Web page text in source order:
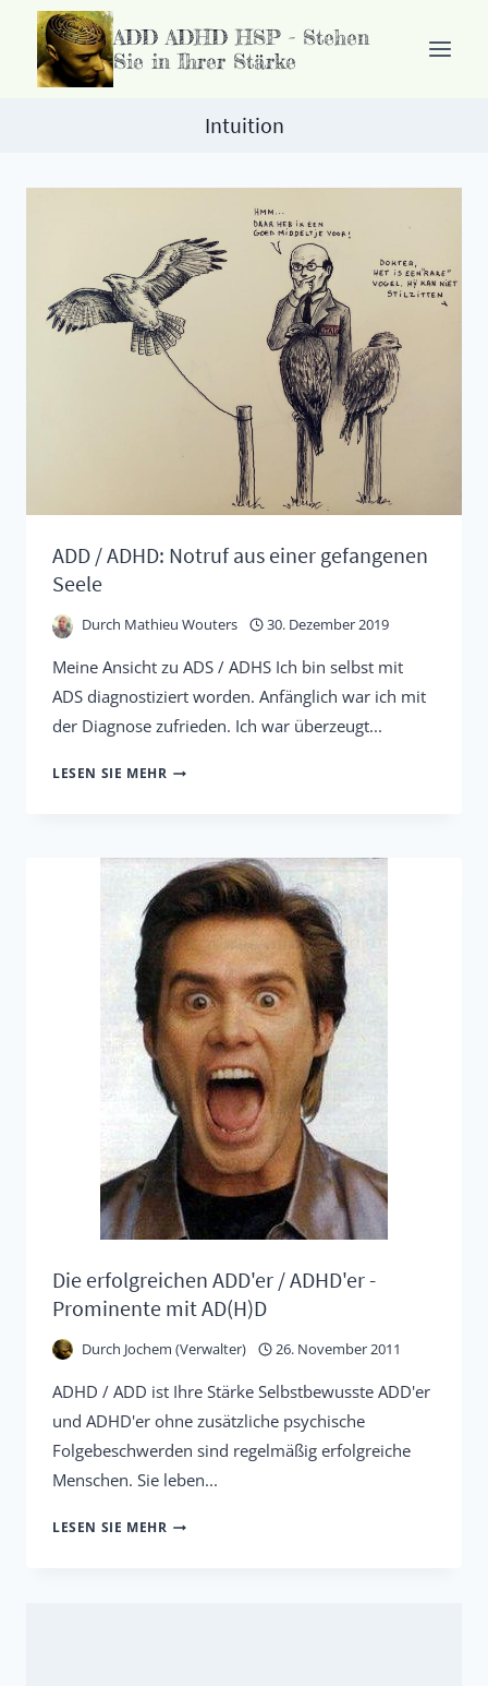
Inhalt
springen
ADD ADHD HSP - Stehen
Sie in Ihrer Stärke
Intuition
ADD / ADHD: Notruf aus einer gefangenen
Seele
Durch Mathieu Wouters 30. Dezember 2019
Meine Ansicht zu ADS / ADHS Ich bin selbst mit
ADS diagnostiziert worden. Anfänglich war ich mit
der Diagnose zufrieden. Ich war überzeugt...
LESEN SIE MEHR ADD
NOTRUF
AUS
EINER
GEFANGENEN
SEELE
Die erfolgreichen ADD'er / ADHD'er -
Prominente mit AD(H)D
Durch Jochem (Verwalter) 26. November 2011
ADHD / ADD ist Ihre Stärke Selbstbewusste ADD'er
und ADHD'er ohne zusätzliche psychische
Folgebeschwerden sind regelmäßig erfolgreiche
Menschen. Sie leben...
LESEN SIE MEHR DIE